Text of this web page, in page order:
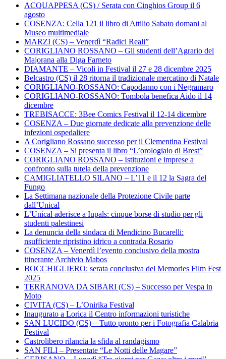
ACQUAPPESA (CS) / Serata con Cinghios Group il 6
agosto
COSENZA: Cella 121 il libro di Attilio Sabato domani al
Museo multimediale
MARZI (CS) – Venerdì “Radici Reali”
CORIGLIANO ROSSANO – Gli studenti dell’Agrario del
Majorana alla Diga Farneto
DIAMANTE – Vicoli in Festival il 27 e 28 dicembre 2025
Belcastro (CS) il 28 ritorna il tradizionale mercatino di Natale
CORIGLIANO-ROSSANO: Capodanno con i Negramaro
CORIGLIANO-ROSSANO: Tombola benefica Aido il 14
dicembre
TREBISACCE: 3Bee Comics Festival il 12-14 dicembre
COSENZA – Due giornate dedicate alla prevenzione delle
infezioni ospedaliere
A Corigliano Rossano successo per il Clementina Festival
COSENZA – Si presenta il libro “L’orologiaio di Brest”
CORIGLIANO ROSSANO – Istituzioni e imprese a
confronto sulla tutela della prevenzione
CAMIGLIATELLO SILANO – L’11 e il 12 la Sagra del
Fungo
La Settimana nazionale della Protezione Civile parte
dall’Unical
L’Unical aderisce a Iupals: cinque borse di studio per gli
studenti palestinesi
La denuncia della sindaca di Mendicino Bucarelli:
nsufficiente ripristino idrico a contrada Rosario
COSENZA – Venerdì l’evento conclusivo della mostra
itinerante Archivio Mabos
BOCCHIGLIERO: serata conclusiva del Memories Film Fest
2025
TERRANOVA DA SIBARI (CS) – Successo per Vespa in
Moto
CIVITA (CS) – L’Onirika Festival
Inaugurato a Lorica il Centro informazioni turistiche
SAN LUCIDO (CS) – Tutto pronto per i Fotografia Calabria
Festival
Castrolibero rilancia la sfida al randagismo
SAN FILI – Presentate “Le Notti delle Magare”